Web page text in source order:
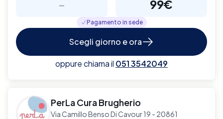
- 99€
Pagamento in sede
Scegli giorno e ora
oppure chiama il 051 3542049
PerLa Cura Brugherio
Via Camillo Benso Di Cavour 19 - 20861